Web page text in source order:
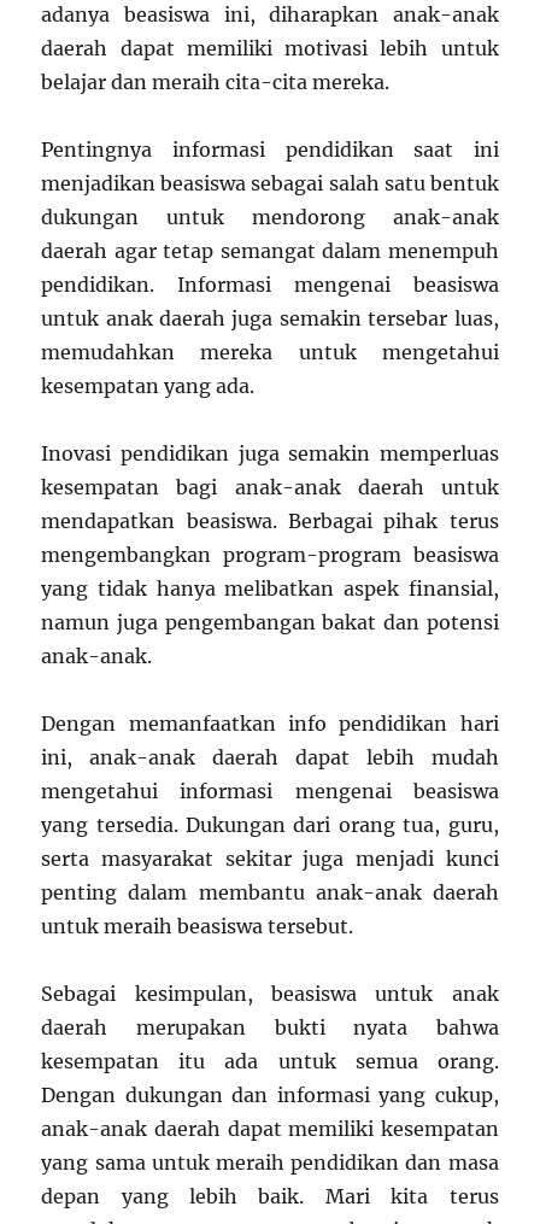
adanya beasiswa ini, diharapkan anak-anak
daerah dapat memiliki motivasi lebih untuk
belajar dan meraih cita-cita mereka.
Pentingnya informasi pendidikan saat ini
menjadikan beasiswa sebagai salah satu bentuk
dukungan untuk mendorong anak-anak
daerah agar tetap semangat dalam menempuh
pendidikan. Informasi mengenai beasiswa
untuk anak daerah juga semakin tersebar luas,
memudahkan mereka untuk mengetahui
kesempatan yang ada.
Inovasi pendidikan juga semakin memperluas
kesempatan bagi anak-anak daerah untuk
mendapatkan beasiswa. Berbagai pihak terus
mengembangkan program-program beasiswa
yang tidak hanya melibatkan aspek finansial,
namun juga pengembangan bakat dan potensi
anak-anak.
Dengan memanfaatkan info pendidikan hari
ini, anak-anak daerah dapat lebih mudah
mengetahui informasi mengenai beasiswa
yang tersedia. Dukungan dari orang tua, guru,
serta masyarakat sekitar juga menjadi kunci
penting dalam membantu anak-anak daerah
untuk meraih beasiswa tersebut.
Sebagai kesimpulan, beasiswa untuk anak
daerah merupakan bukti nyata bahwa
kesempatan itu ada untuk semua orang.
Dengan dukungan dan informasi yang cukup,
anak-anak daerah dapat memiliki kesempatan
yang sama untuk meraih pendidikan dan masa
depan yang lebih baik. Mari kita terus